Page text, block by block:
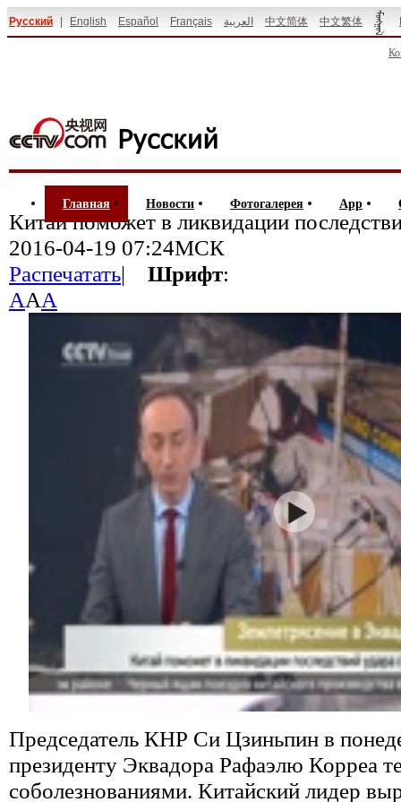
Русский English Español Français العربية 中文简体 中文繁体
Главная Новости Фотогалерея App
Китай поможет в ликвидации
2016-04-19 07:24МСК
Распечатать| Шрифт:
AAA
Председатель КНР Си Цзиньпин в
президенту Эквадора Рафаэлю Корреа
соболезнованиями. Китайский лидер